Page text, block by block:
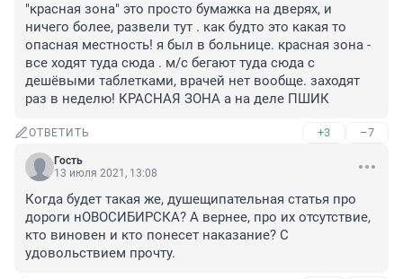
"красная зона" это просто бумажка на дверях, и
ничего более, развели тут . как будто это какая то
опасная местность! я был в больнице. красная зона -
все ходят туда сюда . м/с бегают туда сюда с
дешёвыми таблетками, врачей нет вообще. заходят
раз в неделю! КРАСНАЯ ЗОНА а на деле ПШИК
ОТВЕТИТЬ +3 –7
Гость
13 июля 2021, 13:08
Когда будет такая же, душещипательная статья про
дороги нОВОСИБИРСКА? А вернее, про их отсутствие,
кто виновен и кто понесет наказание? С
удовольствием прочту.